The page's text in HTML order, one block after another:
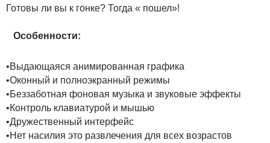
Готовы ли вы к гонке? Тогда « пошел»!
Особенности:
•Выдающаяся анимированная графика
•Оконный и полноэкранный режимы
•Беззаботная фоновая музыка и звуковые эффекты
•Контроль клавиатурой и мышью
•Дружественный интерфейс
•Нет насилия это развлечения для всех возрастов